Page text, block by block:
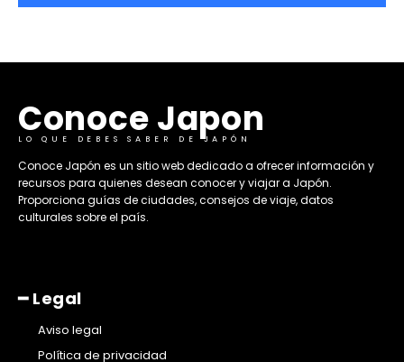
Conoce Japon
LO QUE DEBES SABER DE JAPÓN
​Conoce Japón es un sitio web dedicado a ofrecer información y
recursos para quienes desean conocer y viajar a Japón.
Proporciona guías de ciudades, consejos de viaje, datos
culturales sobre el país. ​
━ Legal
Aviso legal
Política de privacidad